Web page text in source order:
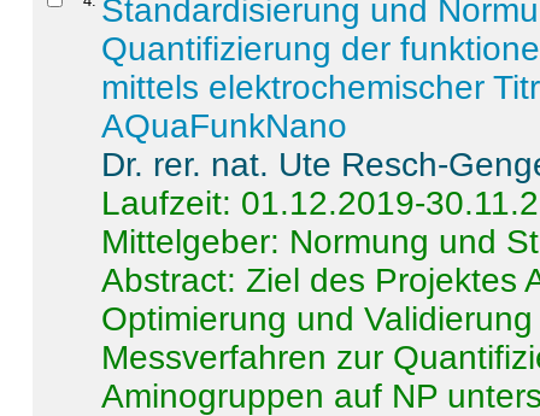
Standardisierung und
Quantifizierung der
mittels elektrochemischer
AQuaFunkNano
Dr. rer. nat. Ute Resch-
Laufzeit: 01.12.2019-
Mittelgeber: Normung und
Abstract:Ziel des Projektes
Optimierung und
Messverfahren zur
Aminogruppen auf NP